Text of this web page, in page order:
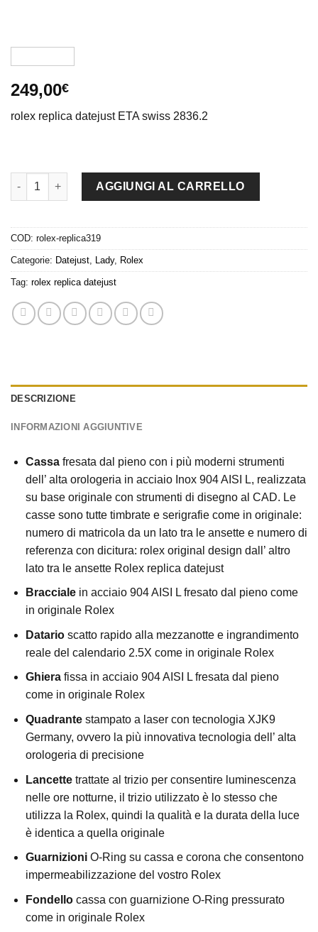
249,00€
rolex replica datejust ETA swiss 2836.2
rolex replica datejust lady acciaio oro brillantini orologio
AGGIUNGI AL CARRELLO
COD: rolex-replica319
Categorie: Datejust Lady, Rolex
Tag: rolex replica datejust
DESCRIZIONE
INFORMAZIONI AGGIUNTIVE
Cassa fresata dal pieno con i più moderni strumenti
dell’ alta orologeria in acciaio Inox 904 AISI L, realizzata
su base originale con strumenti di disegno al CAD. Le
casse sono tutte timbrate e serigrafie come in originale:
numero di matricola da un lato tra le ansette e numero di
referenza con dicitura: rolex original design dall’ altro
lato tra le ansette Rolex replica datejust
Braccialein acciaio 904 AISI L fresato dal pieno come
in originale Rolex
Datario scatto rapido alla mezzanotte e ingrandimento
reale del calendario 2.5X come in originale Rolex
Ghierafissa in acciaio 904 AISI L fresata dal pieno
come in originale Rolex
Quadrantestampato a laser con tecnologia XJK9
Germany, ovvero la più innovativa tecnologia dell’ alta
orologeria di precisione
Lancettetrattate al trizio per consentire luminescenza
nelle ore notturne, il trizio utilizzato è lo stesso che
utilizza la Rolex, quindi la qualità e la durata della luce
è identica a quella originale
GuarnizioniO-Ring su cassa e corona che consentono
impermeabilizzazione del vostro Rolex
Fondellocassa con guarnizione O-Ring pressurato
come in originale Rolex